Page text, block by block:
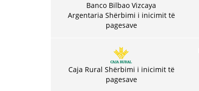
Banco Bilbao Vizcaya
Argentaria Shërbimi i inicimit të
pagesave
Caja Rural Shërbimi i inicimit të
pagesave